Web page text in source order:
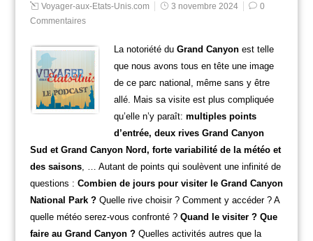
Voyager-aux-Etats-Unis.com 3 novembre 2024
0
Commentaires
La notoriété du Grand Canyonest telle
que nous avons tous en tête une image
de ce parc national, même sans y être
allé. Mais sa visite est plus compliquée
qu’elle n’y paraît: multiples points
d’entrée, deux rives Grand Canyon
Sud et Grand Canyon Nord, forte variabilité de la météo et
des saisons, … Autant de points qui soulèvent une infinité de
questions : Combien de jours pour visiter le Grand Canyon
National Park ?Quelle rive choisir ? Comment y accéder ? A
quelle météo serez-vous confronté ? Quand le visiter ? Que
faire au Grand Canyon ?Quelles activités autres que la